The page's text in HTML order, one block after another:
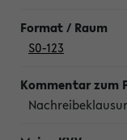
S0-123
Nachreibeklausur